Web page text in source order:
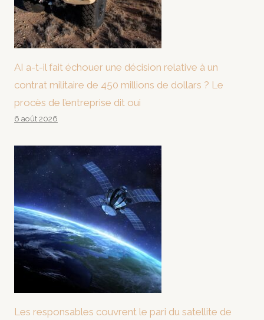
AI a-t-il fait échouer une décision relative à un
contrat militaire de 450 millions de dollars ? Le
procès de l’entreprise dit oui
6 août 2026
Les responsables couvrent le pari du satellite de